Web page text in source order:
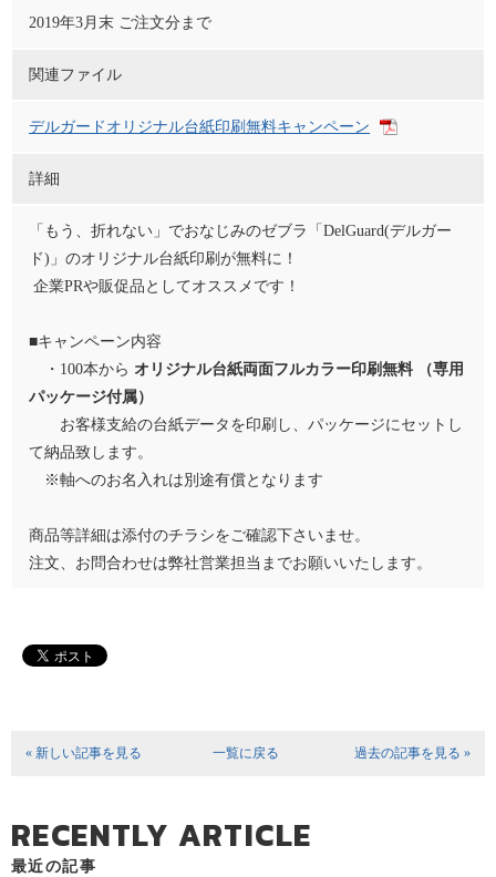
2019年3月末 ご注文分まで
関連ファイル
デルガードオリジナル台紙印刷無料キャンペーン
詳細
「もう、折れない」でおなじみのゼブラ「DelGuard(デルガー
ド)」のオリジナル台紙印刷が無料に！
企業PRや販促品としてオススメです！
■キャンペーン内容
・100本から オリジナル台紙両面フルカラー印刷無料 （専用
パッケージ付属）
お客様支給の台紙データを印刷し、パッケージにセットし
て納品致します。
※軸へのお名入れは別途有償となります
商品等詳細は添付のチラシをご確認下さいませ。
注文、お問合わせは弊社営業担当までお願いいたします。
« 新しい記事を見る 一覧に戻る 過去の記事を見る »
RECENTLY ARTICLE
最近の記事